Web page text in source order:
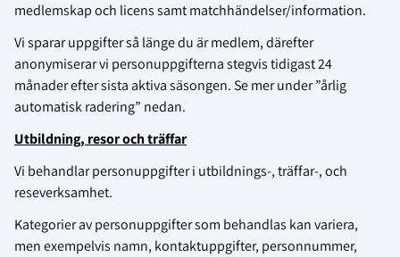
medlemskap och licens samt matchhändelser/information.
Vi sparar uppgifter så länge du är medlem, därefter
anonymiserar vi personuppgifterna stegvis tidigast 24
månader efter sista aktiva säsongen. Se mer under ”årlig
automatisk radering” nedan.
Utbildning, resor och träffar
Vi behandlar personuppgifter i utbildnings-, träffar-, och
reseverksamhet.
Kategorier av personuppgifter som behandlas kan variera,
men exempelvis namn, kontaktuppgifter, personnummer,